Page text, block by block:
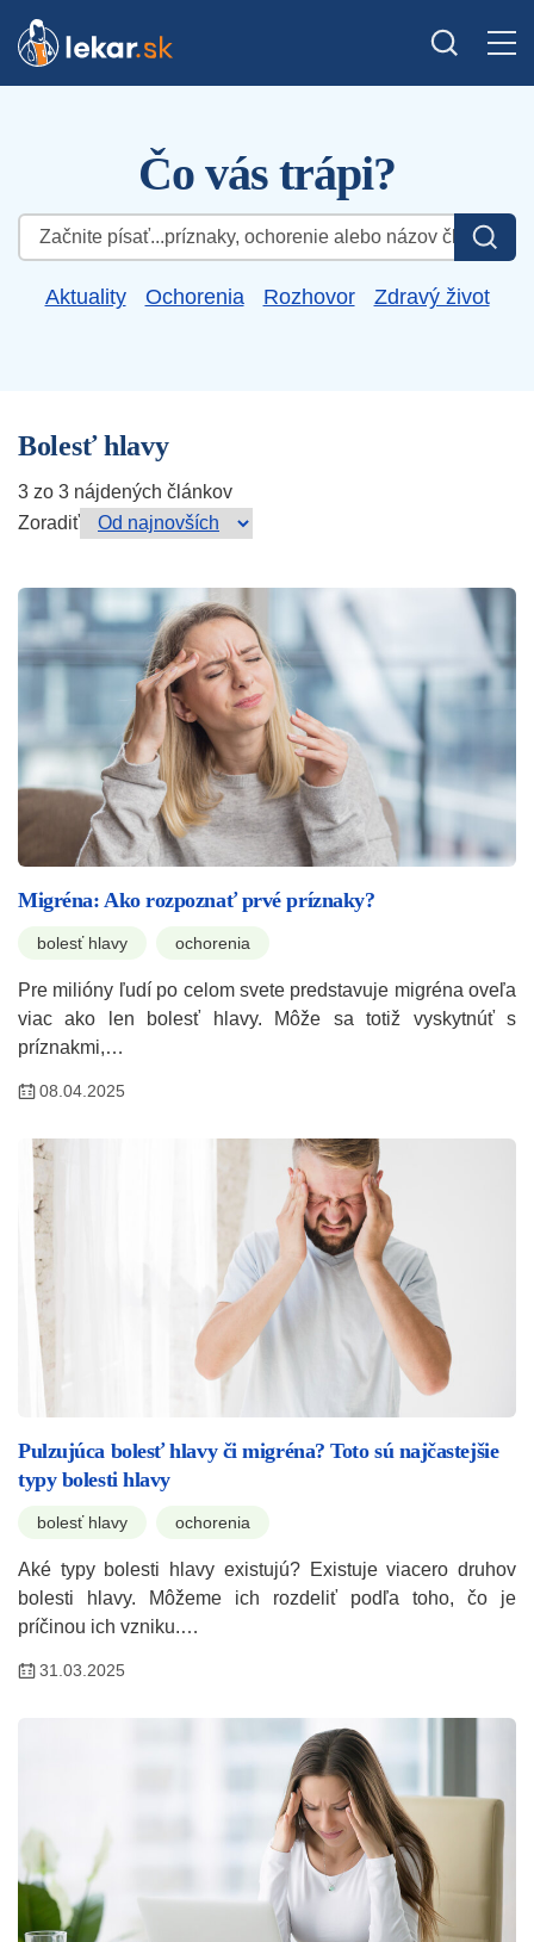
Čo vás trápi?
Hľadať:
Aktuality Ochorenia Rozhovor Zdravý život
Bolesť hlavy
3 zo 3 nájdených článkov
Zoradiť
Migréna: Ako rozpoznať prvé príznaky?
bolesť hlavy ochorenia
Pre milióny ľudí po celom svete predstavuje migréna oveľa
viac ako len bolesť hlavy. Môže sa totiž vyskytnúť s
príznakmi,…
08.04.2025
Pulzujúca bolesť hlavy či migréna? Toto sú najčastejšie
typy bolesti hlavy
bolesť hlavy ochorenia
Aké typy bolesti hlavy existujú? Existuje viacero druhov
bolesti hlavy. Môžeme ich rozdeliť podľa toho, čo je
príčinou ich vzniku.…
31.03.2025